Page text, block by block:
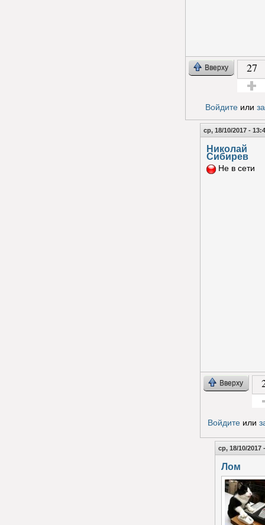
Вверху 27
Войдитеили
ср, 18/10/2017 -
Николай
Сибирев
Не в сети
Вверху
Войдитеили
ср, 18/10/2017
Лом